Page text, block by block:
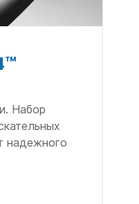
Набор
надежного